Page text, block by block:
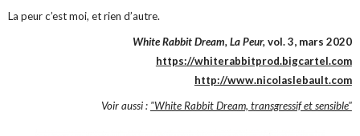
La peur c’est moi, et rien d’autre.
White Rabbit Dream, La Peur, vol. 3, mars 2020
https://whiterabbitprod.bigcartel.com
http://www.nicolaslebault.com
Voir aussi : "White Rabbit Dream, transgressif et sensible"